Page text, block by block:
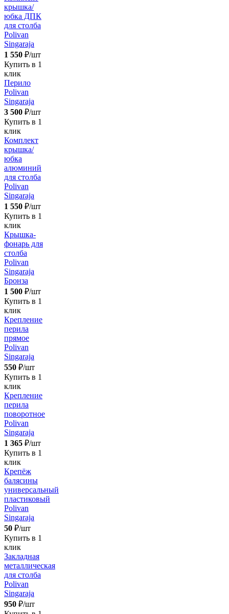
крышка/
юбка ДПК
для столба
Polivan
Singaraja
1 550 ₽/шт
Купить в 1
клик
Перило
Polivan
Singaraja
3 500 ₽/шт
Купить в 1
клик
Комплект
крышка/
юбка
алюминий
для столба
Polivan
Singaraja
1 550 ₽/шт
Купить в 1
клик
Крышка-
фонарь для
столба
Polivan
Singaraja
Бронза
1 500 ₽/шт
Купить в 1
клик
Крепление
перила
прямое
Polivan
Singaraja
550 ₽/шт
Купить в 1
клик
Крепление
перила
поворотное
Polivan
Singaraja
1 365 ₽/шт
Купить в 1
клик
Крепёж
балясины
универсальный
пластиковый
Polivan
Singaraja
50 ₽/шт
Купить в 1
клик
Закладная
металлическая
для столба
Polivan
Singaraja
950 ₽/шт